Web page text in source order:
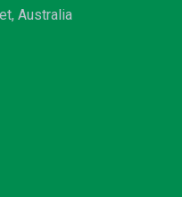
Australia